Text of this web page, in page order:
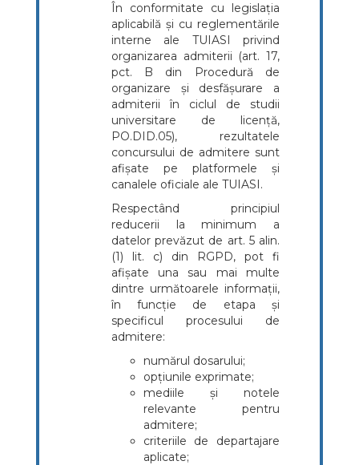
În conformitate cu legislația
aplicabilă și cu reglementările
interne ale TUIASI privind
organizarea admiterii (art. 17,
pct. B din Procedură de
organizare și desfășurare a
admiterii în ciclul de studii
universitare de licență,
PO.DID.05), rezultatele
concursului de admitere sunt
afișate pe platformele și
canalele oficiale ale TUIASI.
Respectând principiul
reducerii la minimum a
datelor prevăzut de art. 5 alin.
(1) lit. c) din RGPD, pot fi
afișate una sau mai multe
dintre următoarele informații,
în funcție de etapa și
specificul procesului de
admitere:
numărul dosarului;
opțiunile exprimate;
mediile și notele
relevante pentru
admitere;
criteriile de departajare
aplicate;